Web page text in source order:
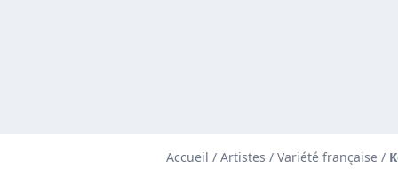
Accueil / Artistes / Variété française /